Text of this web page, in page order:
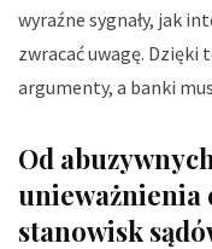
wyraźne sygnały, jak
zwracać uwagę.
argumenty, a banki
Od
unieważnienia
stanowisk